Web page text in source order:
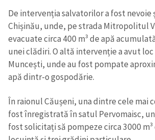
De intervenția salvatorilor a fost nevoie
Chișinău, unde, pe strada Mitropolitul
evacuate circa 400 m³ de apă
unei clădiri. O altă intervenție a avut loc
Muncești, unde au fost pompate
apă dintr-o gospodărie.
În raionul Căușeni, una dintre cele mai
fost înregistrată în satul Pervomaisc,
fost solicitați să pompeze circa 3000